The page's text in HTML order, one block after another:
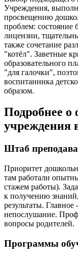
Учреждения,
просвещению
проблем: состояние
лицензии,
также сочетание
"котёл". Заветные
образовательного
"для галочки",
воспитанника
образом.
Подробнее о
учреждения
Штаб
Приоритет
там работали
стажем работы).
к получению
результаты. Главное
непослушание.
вопросы родителей.
Программы